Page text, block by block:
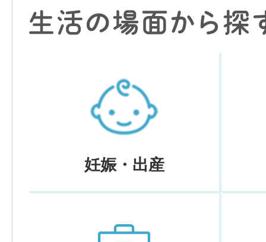
妊娠・出産